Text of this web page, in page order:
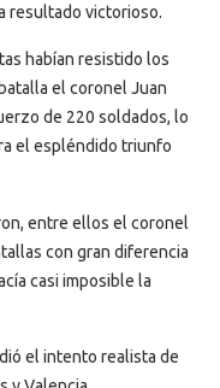
resultado victorioso.
habían resistido los
el coronel Juan
de 220 soldados, lo
el espléndido triunfo
entre ellos el coronel
con gran diferencia
casi imposible la
el intento realista de